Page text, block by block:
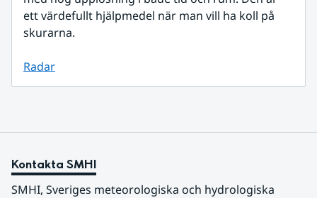
ett värdefullt hjälpmedel när man vill ha koll på
skurarna.
Radar
Kontakta SMHI
SMHI, Sveriges meteorologiska och hydrologiska